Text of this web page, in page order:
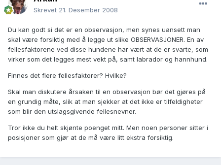
Skrevet 21. Desember 2008
Du kan godt si det er en observasjon, men synes uansett man
skal være forsiktig med å legge ut slike OBSERVASJONER. En av
fellesfaktorene ved disse hundene har vært at de er svarte, som
virker som det legges mest vekt på, samt labrador og hannhund.
Finnes det flere fellesfaktorer? Hvilke?
Skal man diskutere årsaken til en observasjon bør det gjøres på
en grundig måte, slik at man sjekker at det ikke er tilfeldigheter
som blir den utslagsgivende fellesnevner.
Tror ikke du helt skjønte poenget mitt. Men noen personer sitter i
posisjoner som gjør at de må være litt ekstra forsiktig.